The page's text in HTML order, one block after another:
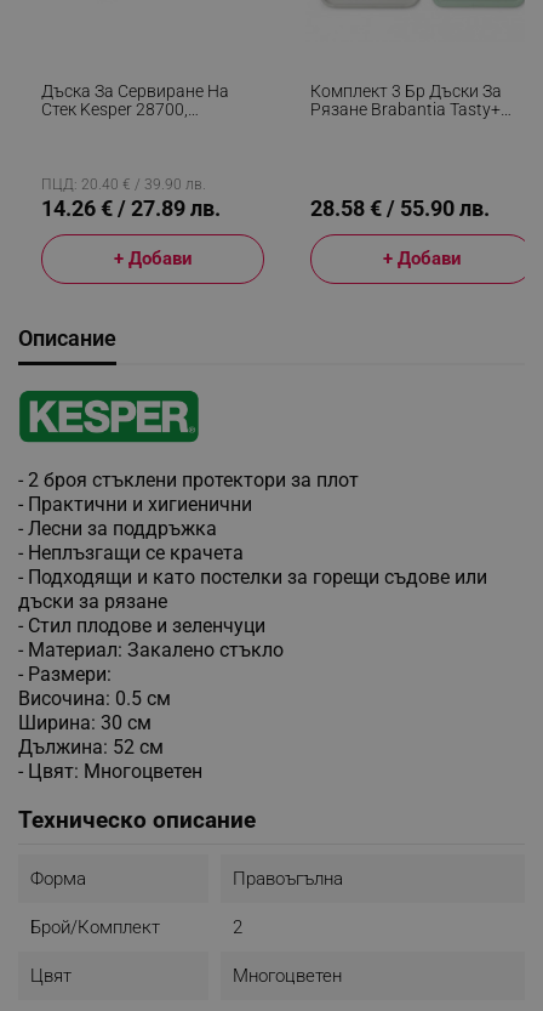
Дъска За Сервиране На
Стек Kesper 28700,
ПЦД: 20.40 € / 39.90 лв.
14.26 € / 27.89 лв.
+ Добави
Комплект 3 Бр Дъски За
Рязане Brabantia Tasty+
28.58 € / 55.90 лв.
+ Добави
Описание
- 2 броя стъклени протектори за плот
- Практични и хигиенични
- Лесни за поддръжка
- Неплъзгащи се крачета
- Подходящи и като постелки за горещи съдове или
дъски за рязане
- Стил плодове и зеленчуци
- Материал: Закалено стъкло
- Размери:
Височина: 0.5 см
Ширина: 30 см
Дължина: 52 см
- Цвят: Многоцветен
Техническо описание
Форма Правоъгълна
Брой/комплект 2
Цвят Многоцветен